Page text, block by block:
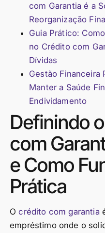
com Garantia é a
Reorganização
Guia Prático:
no Crédito com
Dívidas
Gestão Financeira
Manter a Saúde
Endividamento
Definindo
com
e Como
Prática
Ocrédito com garantia
empréstimo onde o